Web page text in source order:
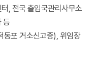
, 전국 출입국관리사무소
등
동포 거소신고증), 위임장